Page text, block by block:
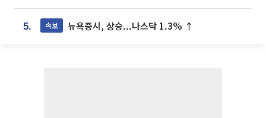
5. 속보 뉴욕증시, 상승...나스닥 1.3% ↑